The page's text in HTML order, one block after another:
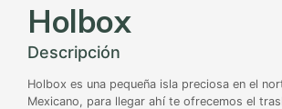
Holbox
Descripción
Holbox es una pequeña isla preciosa en el
Mexicano, para llegar ahí te ofrecemos el